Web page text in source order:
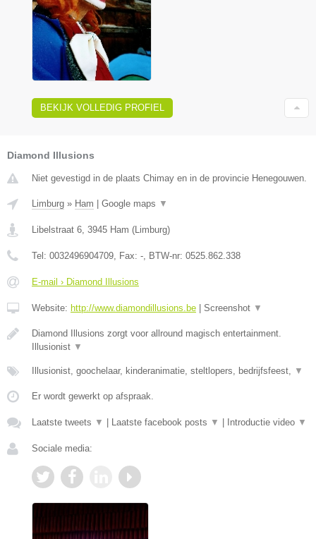
BEKIJK VOLLEDIG PROFIEL
Diamond Illusions
Niet gevestigd in de plaats Chimay en in de provincie Henegouwen.
Limburg » Ham Google maps ▼
Libelstraat 6, 3945 Ham (Limburg)
Tel: 0032496904709, Fax: -, BTW-nr: 0525.862.338
E-mail › Diamond Illusions
Website: http://www.diamondillusions.be Screenshot ▼
Diamond Illusions zorgt voor allround magisch entertainment.
Illusionist ▼
Illusionist, goochelaar, kinderanimatie, steltlopers, bedrijfsfeest, ▼
Er wordt gewerkt op afspraak.
Laatste tweets ▼ Laatste facebook posts ▼ Introductie video ▼
Sociale media: